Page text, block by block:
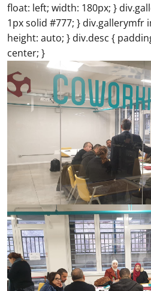
float: left; width: 180px; }
1px solid #777; } div.gallerymfr
height: auto; } div.desc {
center; }